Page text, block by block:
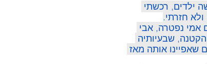
ילדים, רכשתי
חזרתי.
אמי נפטרה, אבי
שבעיותיה
שאפיינו אותה מאז